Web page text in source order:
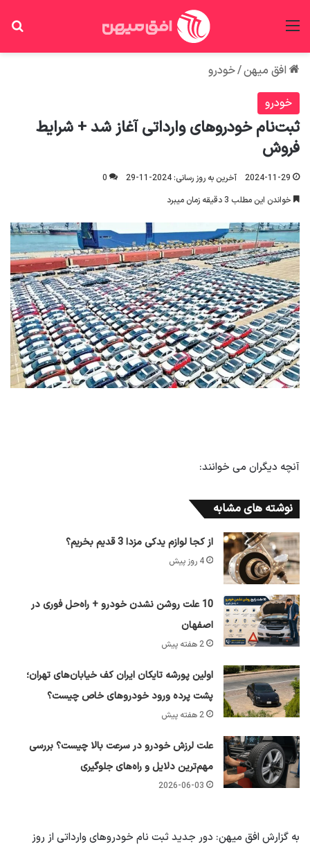
افق میهن/خودرو
خودرو
ثبت‌نام خودروهای وارداتی آغاز شد + شرایط
فروش
2024-11-29 آخرین به روز رسانی: 2024-11-29
0
خواندن این مطلب 3 دقیقه زمان میبرد
آنچه دیگران می خوانند:
نوشته های مشابه
از کجا لوازم یدکی مزدا 3 قدیم بخریم؟
4 روز پیش
10 علت روشن نشدن خودرو + راه‌حل فوری در
اصفهان
2 هفته پیش
اولین پورشه تایکان ایران کف خیابان‌های تهران؛
پشت پرده ورود خودروهای خاص چیست؟
2 هفته پیش
علت لرزش خودرو در سرعت بالا چیست؟ بررسی
مهم‌ترین دلایل و راه‌های جلوگیری
2026-06-03
به گزارش افق میهن: دور جدید ثبت نام خودروهای وارداتی از روز